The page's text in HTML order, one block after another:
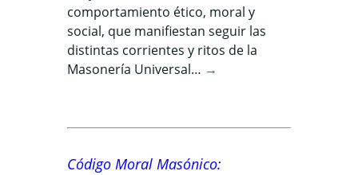
comportamiento ético, moral y
social, que manifiestan seguir las
distintas corrientes y ritos de la
Masonería Universal… →
Código Moral Masónico: